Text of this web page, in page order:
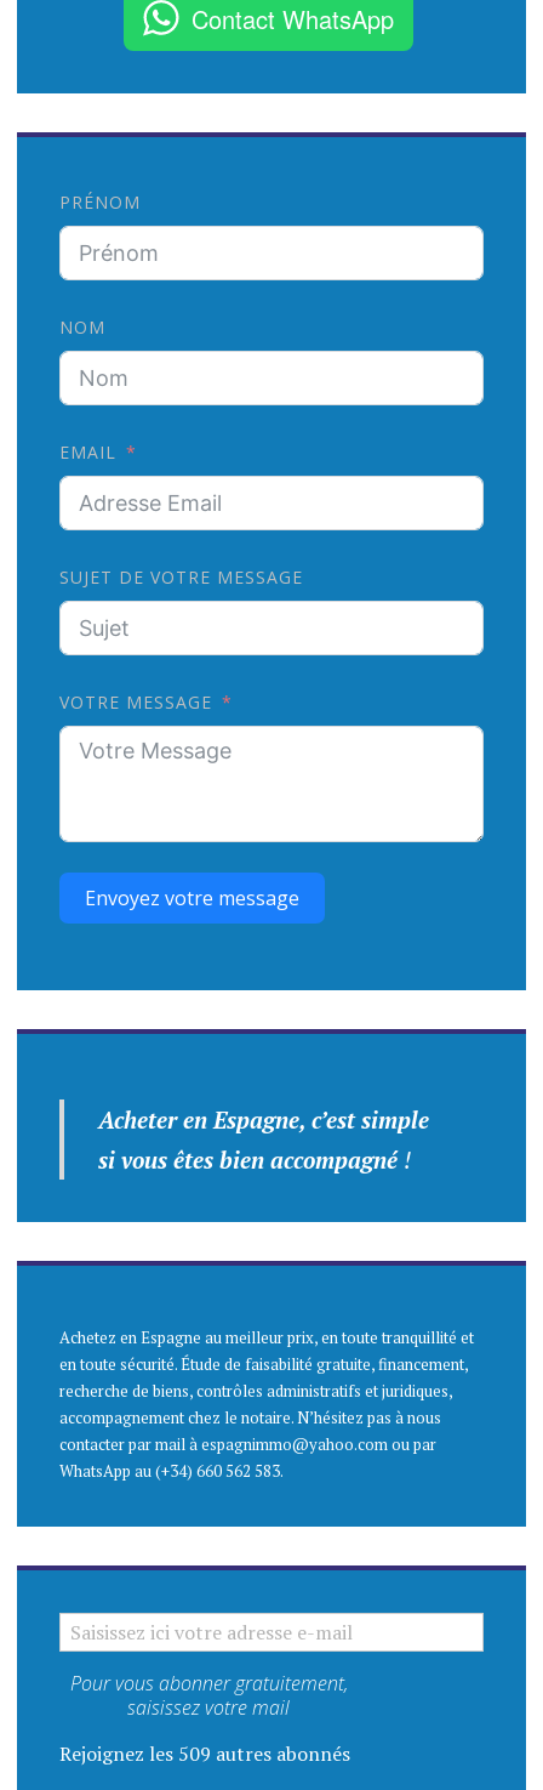
:
Contact WhatsApp
PRÉNOM
NOM
EMAIL
SUJET DE VOTRE MESSAGE
VOTRE MESSAGE
Envoyez votre message
Acheter en Espagne, c’est simple
si vous êtes bien accompagné!
Achetez en Espagne au meilleur prix, en toute tranquillité et
en toute sécurité. Étude de faisabilité gratuite, financement,
recherche de biens, contrôles administratifs et juridiques,
accompagnement chez le notaire. N’hésitez pas à nous
contacter par mail à espagnimmo@yahoo.com ou par
WhatsApp au (+34) 660 562 583.
SAISISSEZ ICI VOTRE ADRESSE E-MAIL
Pour vous abonner gratuitement,
saisissez votre mail
Rejoignez les 509 autres abonnés